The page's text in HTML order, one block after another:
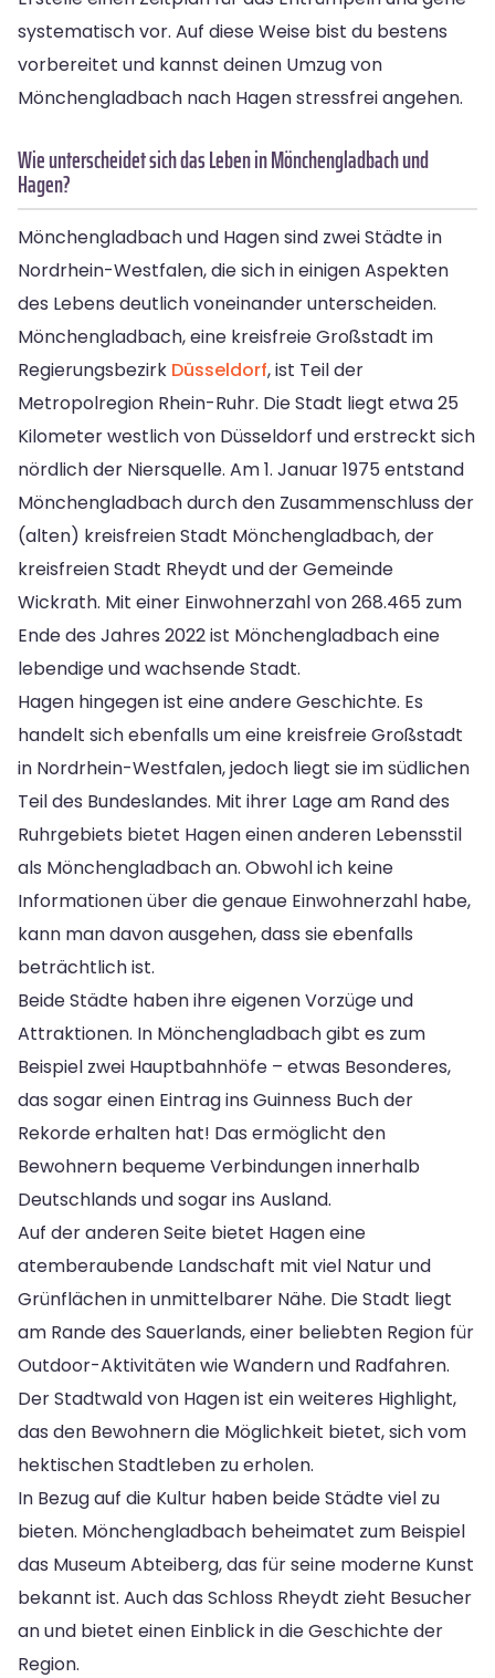
systematisch vor. Auf diese Weise bist du bestens
vorbereitet und kannst deinen Umzug von
Mönchengladbach nach Hagen stressfrei angehen.
Wie unterscheidet sich das Leben in Mönchengladbach und
Hagen?
Mönchengladbach und Hagen sind zwei Städte in
Nordrhein-Westfalen, die sich in einigen Aspekten
des Lebens deutlich voneinander unterscheiden.
Mönchengladbach, eine kreisfreie Großstadt im
Regierungsbezirk Düsseldorf, ist Teil der
Metropolregion Rhein-Ruhr. Die Stadt liegt etwa 25
Kilometer westlich von Düsseldorf und erstreckt sich
nördlich der Niersquelle. Am 1. Januar 1975 entstand
Mönchengladbach durch den Zusammenschluss der
(alten) kreisfreien Stadt Mönchengladbach, der
kreisfreien Stadt Rheydt und der Gemeinde
Wickrath. Mit einer Einwohnerzahl von 268.465 zum
Ende des Jahres 2022 ist Mönchengladbach eine
lebendige und wachsende Stadt.
Hagen hingegen ist eine andere Geschichte. Es
handelt sich ebenfalls um eine kreisfreie Großstadt
in Nordrhein-Westfalen, jedoch liegt sie im südlichen
Teil des Bundeslandes. Mit ihrer Lage am Rand des
Ruhrgebiets bietet Hagen einen anderen Lebensstil
als Mönchengladbach an. Obwohl ich keine
Informationen über die genaue Einwohnerzahl habe,
kann man davon ausgehen, dass sie ebenfalls
beträchtlich ist.
Beide Städte haben ihre eigenen Vorzüge und
Attraktionen. In Mönchengladbach gibt es zum
Beispiel zwei Hauptbahnhöfe – etwas Besonderes,
das sogar einen Eintrag ins Guinness Buch der
Rekorde erhalten hat! Das ermöglicht den
Bewohnern bequeme Verbindungen innerhalb
Deutschlands und sogar ins Ausland.
Auf der anderen Seite bietet Hagen eine
atemberaubende Landschaft mit viel Natur und
Grünflächen in unmittelbarer Nähe. Die Stadt liegt
am Rande des Sauerlands, einer beliebten Region für
Outdoor-Aktivitäten wie Wandern und Radfahren.
Der Stadtwald von Hagen ist ein weiteres Highlight,
das den Bewohnern die Möglichkeit bietet, sich vom
hektischen Stadtleben zu erholen.
In Bezug auf die Kultur haben beide Städte viel zu
bieten. Mönchengladbach beheimatet zum Beispiel
das Museum Abteiberg, das für seine moderne Kunst
bekannt ist. Auch das Schloss Rheydt zieht Besucher
an und bietet einen Einblick in die Geschichte der
Region.